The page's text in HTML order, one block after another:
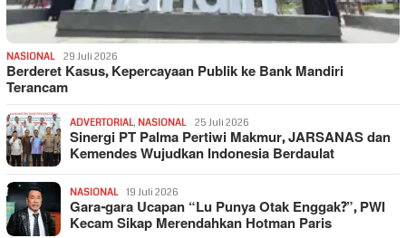
NASIONAL 29 Juli 2026
Berderet Kasus, Kepercayaan Publik ke Bank Mandiri
Terancam
ADVERTORIAL, NASIONAL 25 Juli 2026
Sinergi PT Palma Pertiwi Makmur, JARSANAS dan
Kemendes Wujudkan Indonesia Berdaulat
NASIONAL 19 Juli 2026
Gara-gara Ucapan “Lu Punya Otak Enggak?”, PWI
Kecam Sikap Merendahkan Hotman Paris